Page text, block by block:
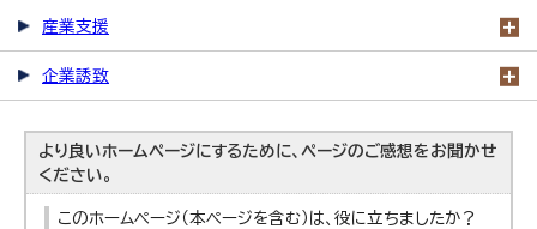
産業支援
企業誘致
より良いホームページにするために、ページのご感想をお聞かせ
ください。
このホームページ（本ページを含む）は、役に立ちましたか？